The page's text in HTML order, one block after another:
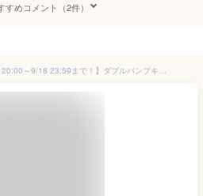
すめコメント（2件）
【クーポンで5％OFF！9/4 20:00～9/18 23:59まで！】ダブルパンプキン黒ネコオブジェ 20cm 1個送料無料 ハロウィン かぼちゃ カボチャ 置物 飾り ディスプレイ オブジェ 装飾